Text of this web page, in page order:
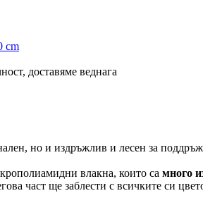
cm
доставяме веднага
но и издръжлив и лесен за
влакна, които са много
част ще заблести с всичките си